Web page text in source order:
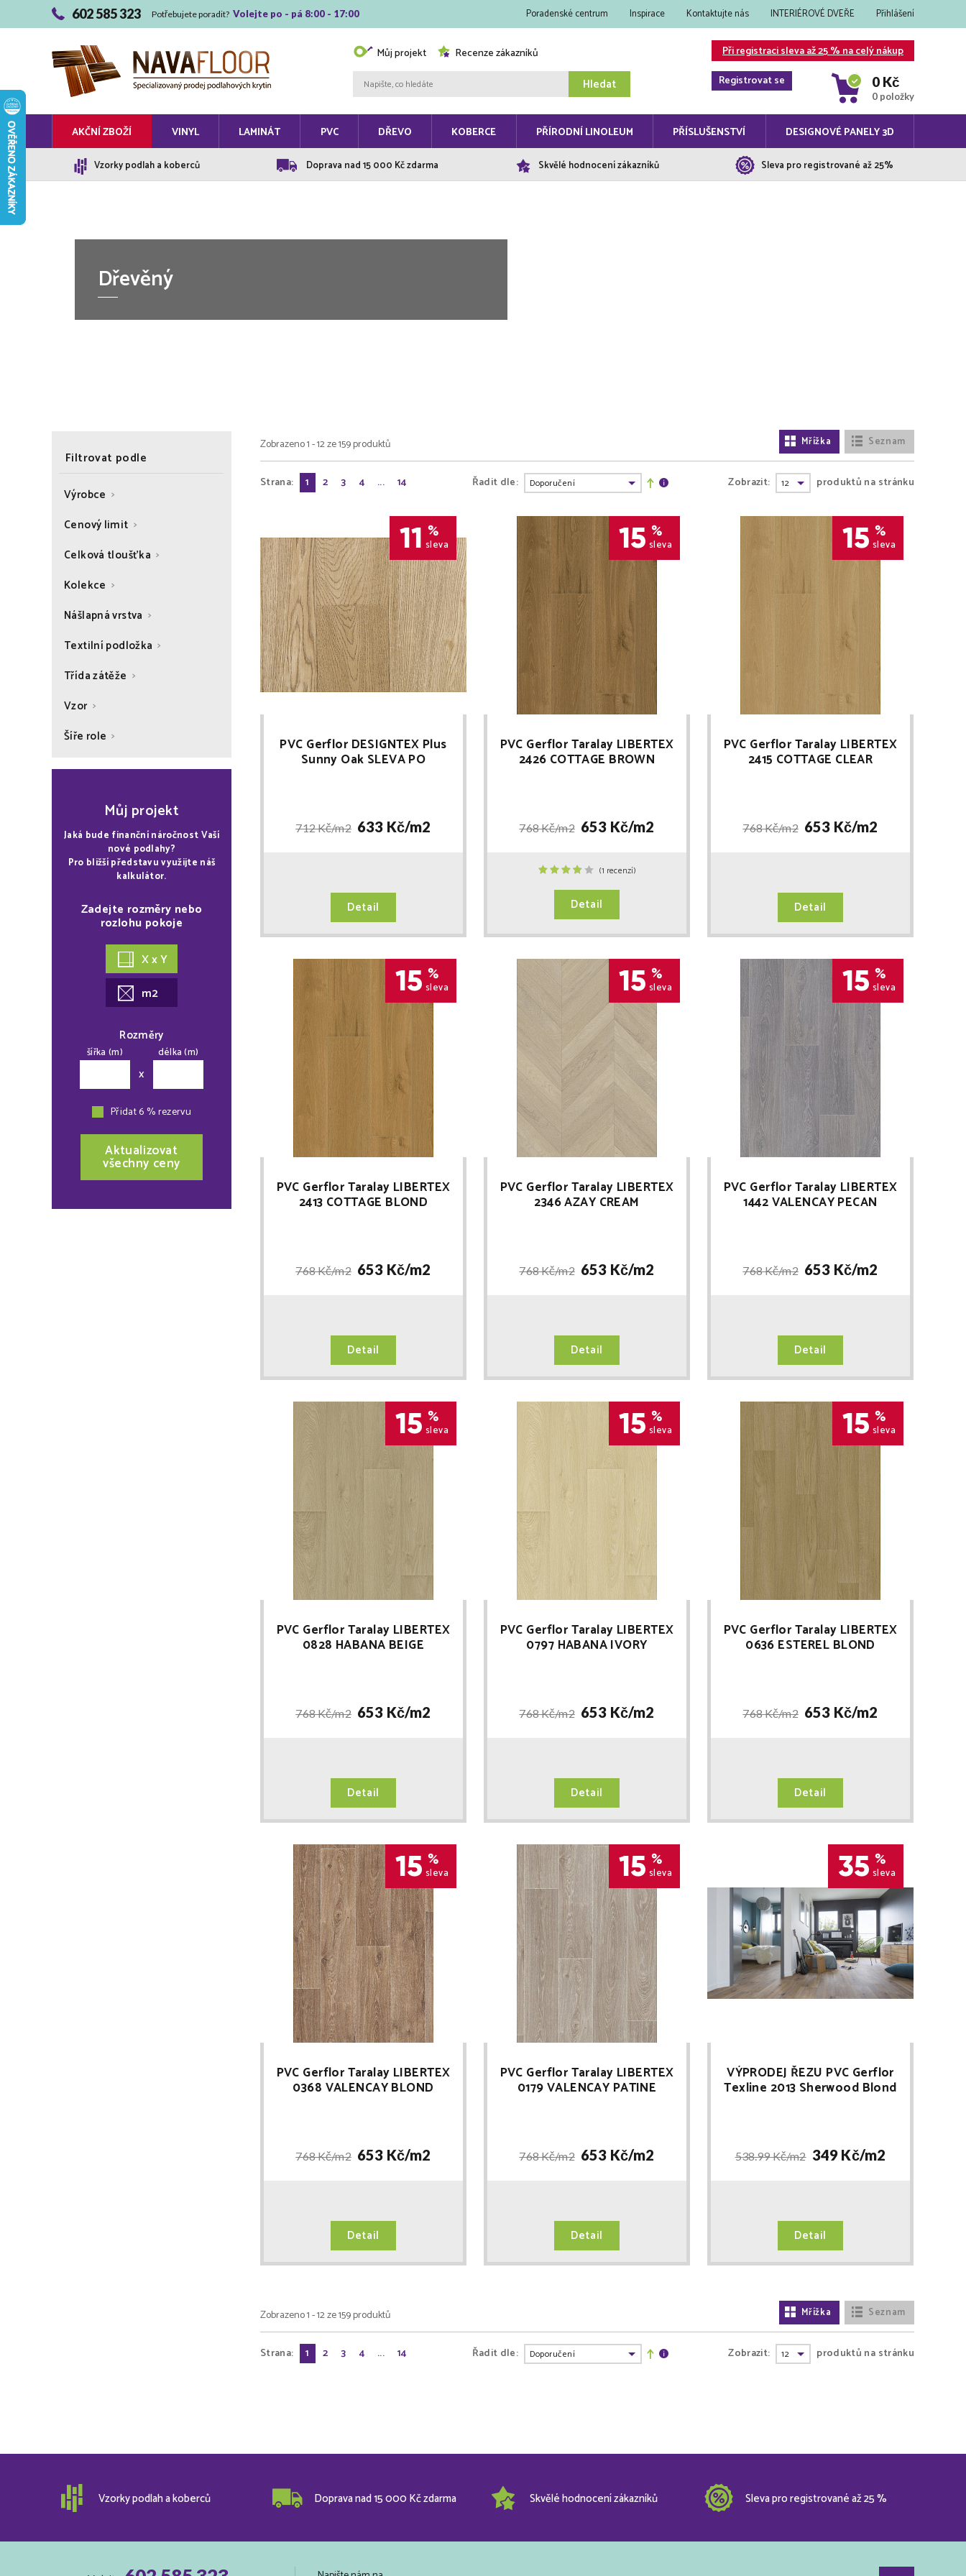
602 585 323 Potřebujete poradit? Volejte po - pá 8:00 - 17:00 Poradenské centrum Inspirace Kontaktujte nás INTERIÉROVÉ DVEŘE Přihlášení
Můj projekt Recenze zákazníků
Hledat
Při registraci sleva až 25 % na celý nákup
Registrovat se
0 Kč
0 položky
AKČNÍ ZBOŽÍ VINYL LAMINÁT PVC DŘEVO KOBERCE PŘÍRODNÍ LINOLEUM PŘÍSLUŠENSTVÍ DESIGNOVÉ PANELY 3D
Vzorky podlah a koberců Doprava nad 15 000 Kč zdarma Skvělé hodnocení zákazníků Sleva pro registrované až 25%
Dřevěný
Filtrovat podle
Výrobce
Cenový limit
Celková tloušťka
Kolekce
Nášlapná vrstva
Textilní podložka
Třída zátěže
Vzor
Šíře role
Můj projekt
Jaká bude finanční náročnost Vaší
nové podlahy?
Pro bližší představu využijte náš
kalkulátor.
Zadejte rozměry nebo
rozlohu pokoje
X x Y
m2
Rozměry
šířka (m)
x
délka (m)
Přidat 6 % rezervu
Aktualizovat
všechny ceny
Zobrazeno 1 - 12 ze 159 produktů Mřížka Seznam
Strana: 1 2 3 4 ... 14 Řadit dle: Zobrazit: produktů na stránku
11 %
sleva
PVC Gerflor DESIGNTEX Plus
Sunny Oak SLEVA PO
712 Kč/m2 633 Kč/m2
Detail
15 %
sleva
PVC Gerflor Taralay LIBERTEX
2426 COTTAGE BROWN
768 Kč/m2 653 Kč/m2
(1 recenzí)
Detail
15 %
sleva
PVC Gerflor Taralay LIBERTEX
2415 COTTAGE CLEAR
768 Kč/m2 653 Kč/m2
Detail
15 %
sleva
PVC Gerflor Taralay LIBERTEX
2413 COTTAGE BLOND
768 Kč/m2 653 Kč/m2
Detail
15 %
sleva
PVC Gerflor Taralay LIBERTEX
2346 AZAY CREAM
768 Kč/m2 653 Kč/m2
Detail
15 %
sleva
PVC Gerflor Taralay LIBERTEX
1442 VALENCAY PECAN
768 Kč/m2 653 Kč/m2
Detail
15 %
sleva
PVC Gerflor Taralay LIBERTEX
0828 HABANA BEIGE
768 Kč/m2 653 Kč/m2
Detail
15 %
sleva
PVC Gerflor Taralay LIBERTEX
0797 HABANA IVORY
768 Kč/m2 653 Kč/m2
Detail
15 %
sleva
PVC Gerflor Taralay LIBERTEX
0636 ESTEREL BLOND
768 Kč/m2 653 Kč/m2
Detail
15 %
sleva
PVC Gerflor Taralay LIBERTEX
0368 VALENCAY BLOND
768 Kč/m2 653 Kč/m2
Detail
15 %
sleva
PVC Gerflor Taralay LIBERTEX
0179 VALENCAY PATINE
768 Kč/m2 653 Kč/m2
Detail
35 %
sleva
VÝPRODEJ ŘEZU PVC Gerflor
Texline 2013 Sherwood Blond
538.99 Kč/m2 349 Kč/m2
Detail
Zobrazeno 1 - 12 ze 159 produktů Mřížka Seznam
Strana: 1 2 3 4 ... 14 Řadit dle: Zobrazit: produktů na stránku
Vzorky podlah a koberců Doprava nad 15 000 Kč zdarma Skvělé hodnocení zákazníků Sleva pro registrované až 25 %